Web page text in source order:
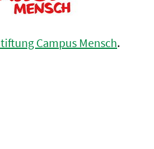
Campus Mensch.